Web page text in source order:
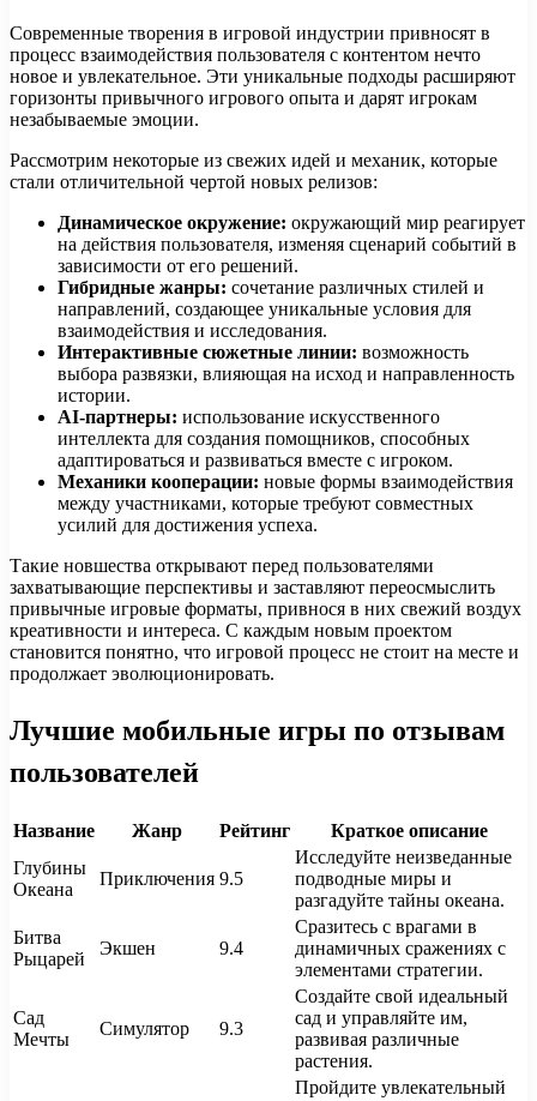
Современные творения в игровой индустрии привносят в
процесс взаимодействия пользователя с контентом нечто
новое и увлекательное. Эти уникальные подходы расширяют
горизонты привычного игрового опыта и дарят игрокам
незабываемые эмоции.
Рассмотрим некоторые из свежих идей и механик, которые
стали отличительной чертой новых релизов:
Динамическое окружение: окружающий мир реагирует
на действия пользователя, изменяя сценарий событий в
зависимости от его решений.
Гибридные жанры: сочетание различных стилей и
направлений, создающее уникальные условия для
взаимодействия и исследования.
Интерактивные сюжетные линии: возможность
выбора развязки, влияющая на исход и направленность
истории.
AI-партнеры: использование искусственного
интеллекта для создания помощников, способных
адаптироваться и развиваться вместе с игроком.
Механики кооперации: новые формы взаимодействия
между участниками, которые требуют совместных
усилий для достижения успеха.
Такие новшества открывают перед пользователями
захватывающие перспективы и заставляют переосмыслить
привычные игровые форматы, привнося в них свежий воздух
креативности и интереса. С каждым новым проектом
становится понятно, что игровой процесс не стоит на месте и
продолжает эволюционировать.
Лучшие мобильные игры по отзывам
пользователей
Название Жанр Рейтинг
Краткое описание
Глубины
Океана
Приключения 9.5
Исследуйте неизведанные
подводные миры и
разгадуйте тайны океана.
Битва
Рыцарей
Экшен 9.4
Сразитесь с врагами в
динамичных сражениях с
элементами стратегии.
Сад
Мечты
Симулятор 9.3
Создайте свой идеальный
сад и управляйте им,
развивая различные
растения.
Пройдите увлекательный